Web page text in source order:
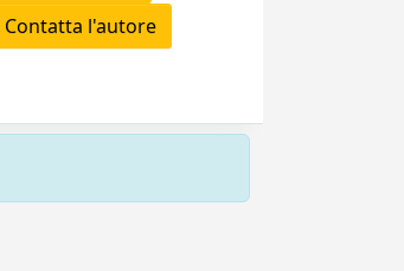
Contatta l'autore